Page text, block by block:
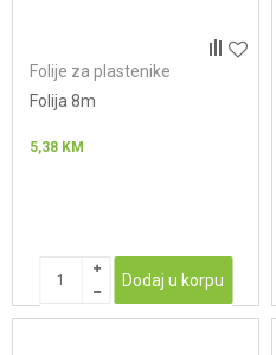
Folije za plastenike
Folija 8m
5,38 KM
Dodaj u korpu